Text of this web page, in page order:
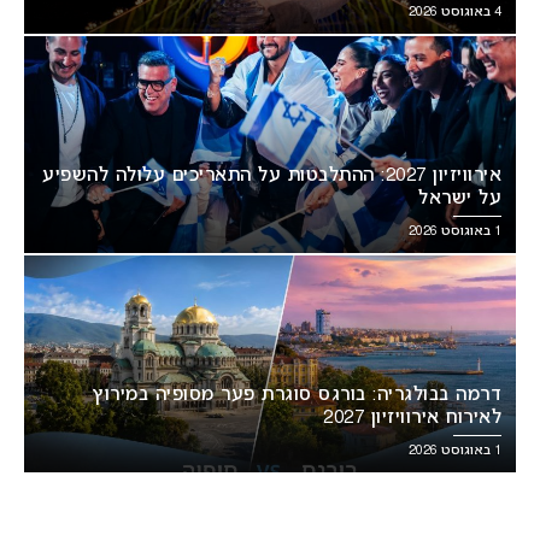
4 באוגוסט 2026
אירוויזיון 2027: ההתלבטות על התאריכים עלולה להשפיע
על ישראל
דרמה בבולגריה: בורגס סוגרת פער מסופיה במירוץ
לאירוח אירוויזיון 2027